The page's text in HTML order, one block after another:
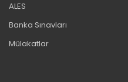
ALES
Banka Sınavları
Mülakatlar